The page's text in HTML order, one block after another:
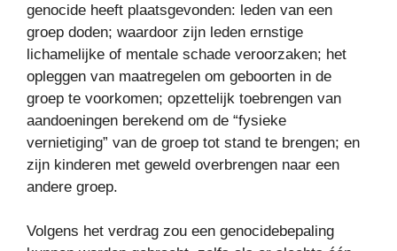
genocide heeft plaatsgevonden: leden van een
groep doden; waardoor zijn leden ernstige
lichamelijke of mentale schade veroorzaken; het
opleggen van maatregelen om geboorten in de
groep te voorkomen; opzettelijk toebrengen van
aandoeningen berekend om de “fysieke
vernietiging” van de groep tot stand te brengen; en
zijn kinderen met geweld overbrengen naar een
andere groep.
Volgens het verdrag zou een genocidebepaling